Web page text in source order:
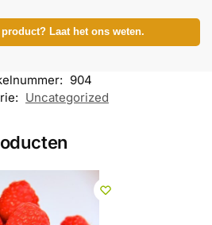
Laat het ons weten.
904
Uncategorized